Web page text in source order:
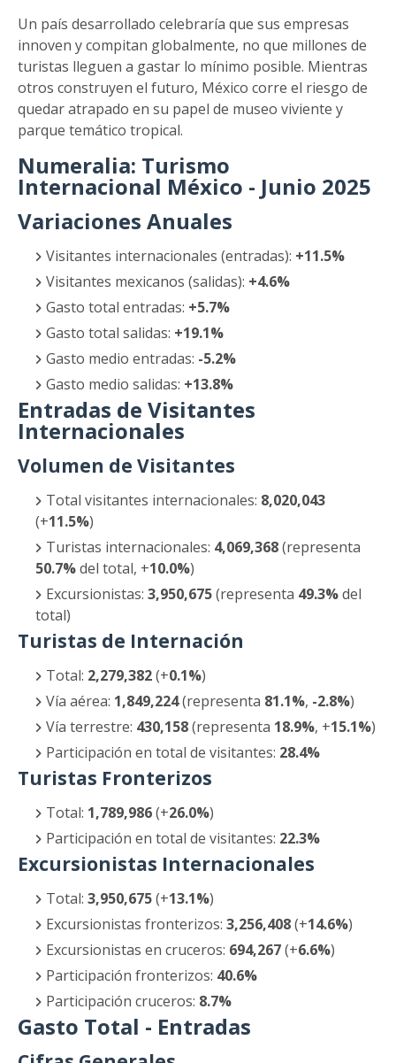
Un país desarrollado celebraría que sus empresas
innoven y compitan globalmente, no que millones de
turistas lleguen a gastar lo mínimo posible. Mientras
otros construyen el futuro, México corre el riesgo de
quedar atrapado en su papel de museo viviente y
parque temático tropical.
Numeralia: Turismo
Internacional México - Junio 2025
Variaciones Anuales
Visitantes internacionales (entradas): +11.5%
Visitantes mexicanos (salidas): +4.6%
Gasto total entradas: +5.7%
Gasto total salidas: +19.1%
Gasto medio entradas: -5.2%
Gasto medio salidas: +13.8%
Entradas de Visitantes
Internacionales
Volumen de Visitantes
Total visitantes internacionales: 8,020,043
(+11.5%)
Turistas internacionales: 4,069,368(representa
50.7%del total, +10.0%)
Excursionistas: 3,950,675(representa 49.3%del
total)
Turistas de Internación
Total: 2,279,382(+0.1%)
Vía aérea: 1,849,224(representa 81.1%, -2.8%)
Vía terrestre: 430,158(representa 18.9%, +15.1%)
Participación en total de visitantes: 28.4%
Turistas Fronterizos
Total: 1,789,986(+26.0%)
Participación en total de visitantes: 22.3%
Excursionistas Internacionales
Total: 3,950,675(+13.1%)
Excursionistas fronterizos: 3,256,408(+14.6%)
Excursionistas en cruceros: 694,267(+6.6%)
Participación fronterizos: 40.6%
Participación cruceros: 8.7%
Gasto Total - Entradas